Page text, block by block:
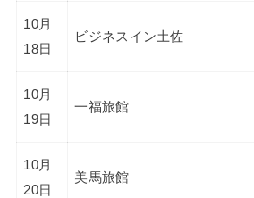
10月
18日
ビジネスイン土佐
10月
19日
一福旅館
10月
20日
美馬旅館